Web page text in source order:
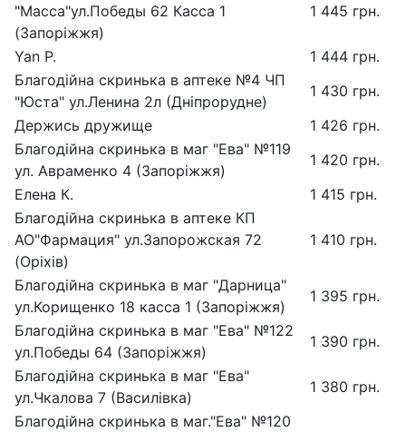
"Масса"ул.Победы 62 Касса 1
(Запоріжжя)
1 445 грн.
Yan P.
1 444 грн.
Благодійна скринька в аптеке №4 ЧП
"Юста" ул.Ленина 2л (Дніпрорудне)
1 430 грн.
Держись дружище
1 426 грн.
Благодійна скринька в маг "Ева" №119
ул. Авраменко 4 (Запоріжжя)
1 420 грн.
Елена К.
1 415 грн.
Благодійна скринька в аптеке КП
АО"Фармация" ул.Запорожская 72
(Оріхів)
1 410 грн.
Благодійна скринька в маг "Дарница"
ул.Корищенко 18 касса 1 (Запоріжжя)
1 395 грн.
Благодійна скринька в маг "Ева" №122
ул.Победы 64 (Запоріжжя)
1 390 грн.
Благодійна скринька в маг "Ева"
ул.Чкалова 7 (Василівка)
1 380 грн.
Благодійна скринька в маг."Ева" №120